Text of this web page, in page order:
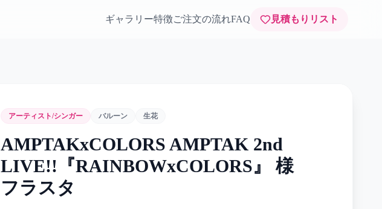
ギャラリー特徴ご注文の流れFAQ 見積もりリスト
アーティスト/シンガー バルーン 生花
AMPTAKxCOLORS AMPTAK 2nd
LIVE!!『RAINBOWxCOLORS』 様
フラスタ